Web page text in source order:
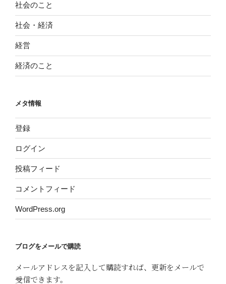
社会のこと
社会・経済
経営
経済のこと
メタ情報
登録
ログイン
投稿フィード
コメントフィード
WordPress.org
ブログをメールで購読
メールアドレスを記入して購読すれば、更新をメールで
受信できます。